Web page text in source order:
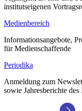
institutseigenen
Medienbereich
Informationsangebote,
für Medienschaffende
Periodika
Anmeldung zum
sowie Jahresberichte